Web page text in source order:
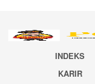
INDEKS
KARIR